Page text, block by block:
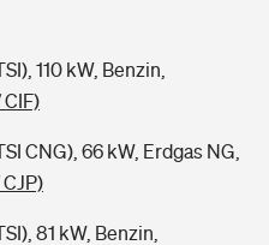
110 kW, Benzin,
CNG), 66 kW, Erdgas NG,
81 kW, Benzin,